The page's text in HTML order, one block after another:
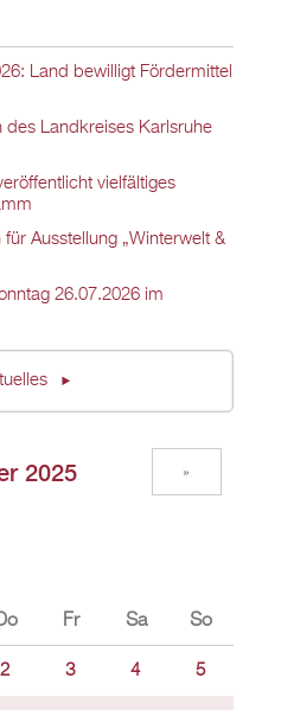
Land bewilligt Fördermittel
des Landkreises Karlsruhe
vielfältiges
Ausstellung „Winterwelt &
26.07.2026 im
2025 »
Fr Sa So
2 3 4 5